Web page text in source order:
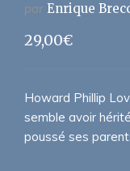
par Enrique
29,00€
Howard Phillip
semble avoir
poussé ses